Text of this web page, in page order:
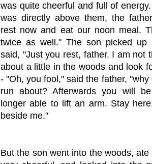
was quite cheerful and full of
was directly above them, the
rest now and eat our noon meal.
twice as well." The son picked up
said, "Just you rest, father. I am not
about a little in the woods and look
- "Oh, you fool," said the father,
run about? Afterwards you will
longer able to lift an arm. Stay
beside me."
But the son went into the woods,